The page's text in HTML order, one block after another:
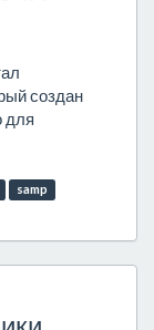
создан
для
samp